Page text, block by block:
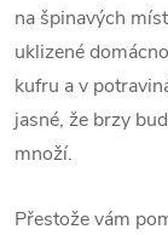
na špinavých
uklizené
kufru a v
jasné, že brzy
množí.
Přestože vám